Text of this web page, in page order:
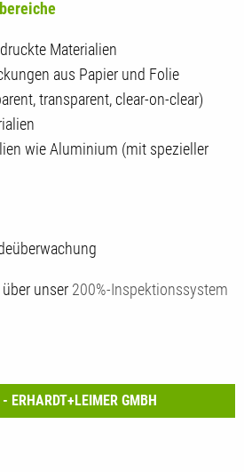
Materialien
aus Papier und Folie
transparent, clear-on-clear)
wie Aluminium (mit spezieller
unser 200%-Inspektionssystem
ERHARDT+LEIMER GMBH